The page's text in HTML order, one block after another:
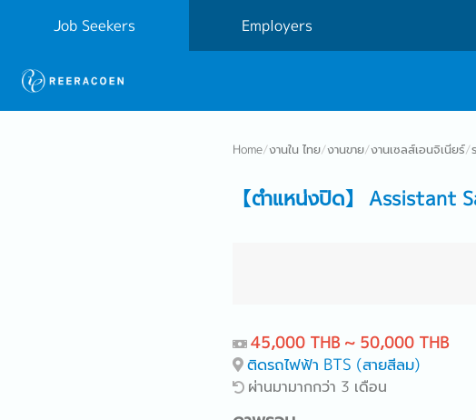
Job Seekers Employers
Home/งานใน ไทย/งานขาย/งานเซลส์เอนจิเนียร์/
【ตำแหน่งปิด】 Assistant
45,000 THB ~ 50,000 THB
ติดรถไฟฟ้า BTS (สายสีลม)
ผ่านมามากกว่า 3 เดือน